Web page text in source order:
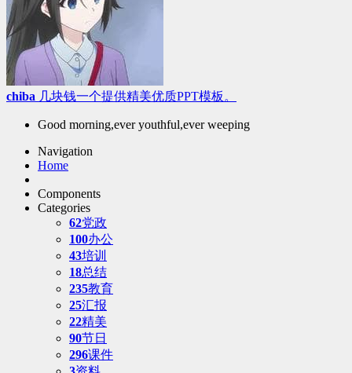
chiba 几块钱一个提供精美优质PPT模板。
Good morning,ever youthful,ever weeping
Navigation
Home
Components
Categories
62党政
100办公
43培训
18总结
235教育
25汇报
22精美
90节日
296课件